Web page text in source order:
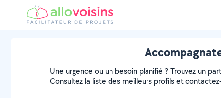
Une urgence ou un besoin planifié ? Trouvez un
Consultez la liste des meilleurs profils et